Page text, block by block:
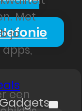
Met
je
een